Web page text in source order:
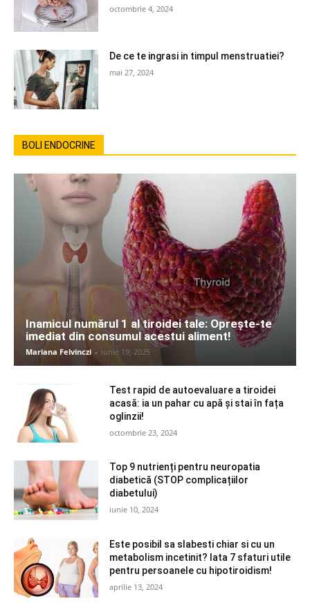
octombrie 4, 2024
De ce te ingrasi in timpul menstruatiei?
mai 27, 2024
BOLI ENDOCRINE
Inamicul numărul 1 al tiroidei tale: Oprește-te
imediat din consumul acestui aliment!
Mariana Felvinczi - iunie 19, 2025
Test rapid de autoevaluare a tiroidei
acasă: ia un pahar cu apă și stai în fața
oglinzii!
octombrie 23, 2024
Top 9 nutrienți pentru neuropatia
diabetică (STOP complicațiilor
diabetului)
iunie 10, 2024
Este posibil sa slabesti chiar si cu un
metabolism incetinit? Iata 7 sfaturi utile
pentru persoanele cu hipotiroidism!
aprilie 13, 2024